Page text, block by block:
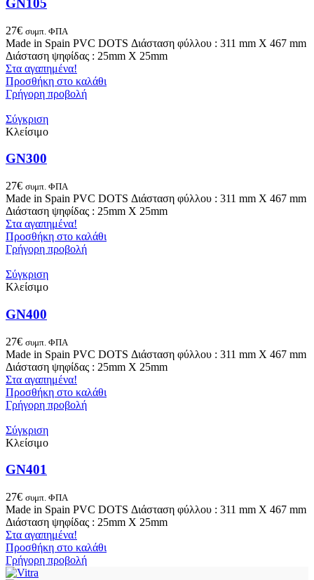
GN105
27€ συμπ. ΦΠΑ
Made in Spain PVC DOTS Διάσταση φύλλου : 311 mm X 467 mm
Διάσταση ψηφίδας : 25mm X 25mm
Στα αγαπημένα!
Προσθήκη στο καλάθι
Γρήγορη προβολή
Σύγκριση
Κλείσιμο
GN300
27€ συμπ. ΦΠΑ
Made in Spain PVC DOTS Διάσταση φύλλου : 311 mm X 467 mm
Διάσταση ψηφίδας : 25mm X 25mm
Στα αγαπημένα!
Προσθήκη στο καλάθι
Γρήγορη προβολή
Σύγκριση
Κλείσιμο
GN400
27€ συμπ. ΦΠΑ
Made in Spain PVC DOTS Διάσταση φύλλου : 311 mm X 467 mm
Διάσταση ψηφίδας : 25mm X 25mm
Στα αγαπημένα!
Προσθήκη στο καλάθι
Γρήγορη προβολή
Σύγκριση
Κλείσιμο
GN401
27€ συμπ. ΦΠΑ
Made in Spain PVC DOTS Διάσταση φύλλου : 311 mm X 467 mm
Διάσταση ψηφίδας : 25mm X 25mm
Στα αγαπημένα!
Προσθήκη στο καλάθι
Γρήγορη προβολή